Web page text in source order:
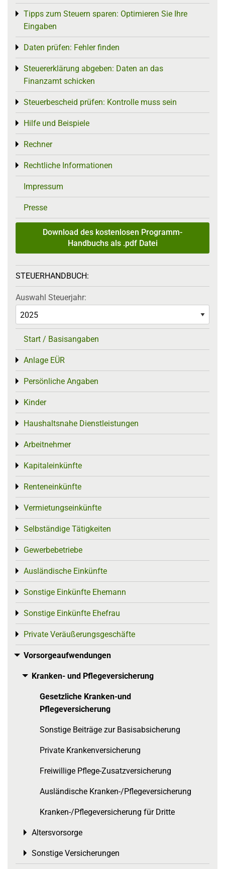
Tipps zum Steuern sparen: Optimieren Sie Ihre
Eingaben
Toggle menu
Daten prüfen: Fehler finden
Toggle menu
Steuererklärung abgeben: Daten an das
Finanzamt schicken
Toggle menu
Steuerbescheid prüfen: Kontrolle muss sein
Toggle menu
Hilfe und Beispiele
Toggle menu
Rechner
Toggle menu
Rechtliche Informationen
Toggle menu
Impressum
Presse
Download des kostenlosen Programm-
Handbuchs als .pdf Datei
STEUERHANDBUCH:
Auswahl Steuerjahr:
Start / Basisangaben
Anlage EÜR
Toggle menu
Persönliche Angaben
Toggle menu
Kinder
Toggle menu
Haushaltsnahe Dienstleistungen
Toggle menu
Arbeitnehmer
Toggle menu
Kapitaleinkünfte
Toggle menu
Renteneinkünfte
Toggle menu
Vermietungseinkünfte
Toggle menu
Selbständige Tätigkeiten
Toggle menu
Gewerbebetriebe
Toggle menu
Ausländische Einkünfte
Toggle menu
Sonstige Einkünfte Ehemann
Toggle menu
Sonstige Einkünfte Ehefrau
Toggle menu
Private Veräußerungsgeschäfte
Toggle menu
Vorsorgeaufwendungen
Toggle menu
Kranken- und Pflegeversicherung
Toggle menu
Gesetzliche Kranken-und
Pflegeversicherung
Sonstige Beiträge zur Basisabsicherung
Private Krankenversicherung
Freiwillige Pflege-Zusatzversicherung
Ausländische Kranken-/Pflegeversicherung
Kranken-/Pflegeversicherung für Dritte
Altersvorsorge
Toggle menu
Sonstige Versicherungen
Toggle menu